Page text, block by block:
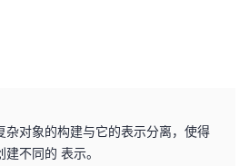
杂对象的构建与它的表示分离，使得
不同的 表示。